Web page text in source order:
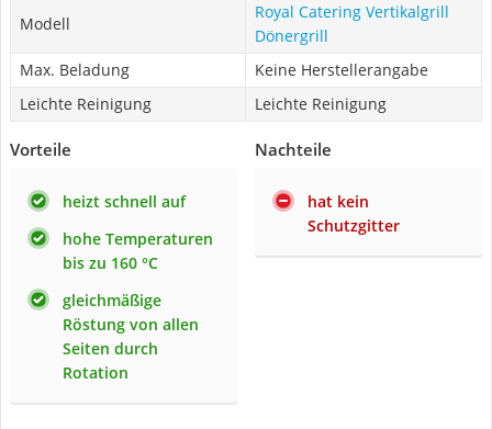
Modell
Royal Catering Vertikalgrill
Dönergrill
Max. Beladung
Keine Herstellerangabe
Leichte Reinigung
Leichte Reinigung
Vorteile
heizt schnell auf
hohe Temperaturen
bis zu 160 °C
gleichmäßige
Röstung von allen
Seiten durch
Rotation
Nachteile
hat kein
Schutzgitter